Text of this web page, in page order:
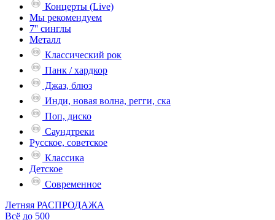
Концерты (Live)
Мы рекомендуем
7'' синглы
Металл
Классический рок
Панк / хардкор
Джаз, блюз
Инди, новая волна, регги, ска
Поп, диско
Саундтреки
Русское, советское
Классика
Детское
Современное
Летняя РАСПРОДАЖА
Всё до 500